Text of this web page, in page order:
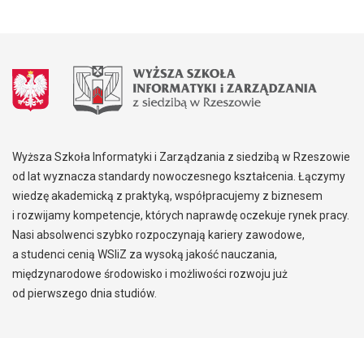
Wyższa Szkoła Informatyki i Zarządzania z siedzibą w Rzeszowie
od lat wyznacza standardy nowoczesnego kształcenia. Łączymy
wiedzę akademicką z praktyką, współpracujemy z biznesem
i rozwijamy kompetencje, których naprawdę oczekuje rynek pracy.
Nasi absolwenci szybko rozpoczynają kariery zawodowe,
a studenci cenią WSIiZ za wysoką jakość nauczania,
międzynarodowe środowisko i możliwości rozwoju już
od pierwszego dnia studiów.